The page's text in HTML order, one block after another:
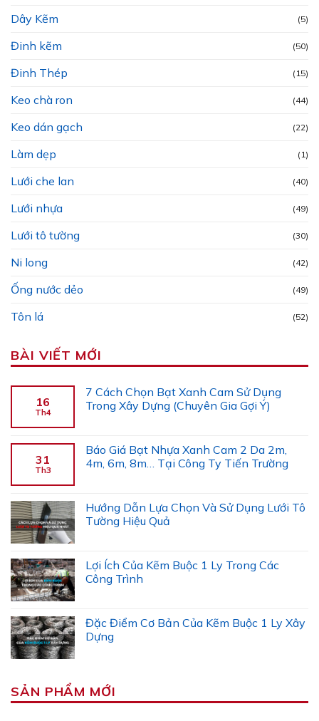
Dây Kẽm (5)
Đinh kẽm (50)
Đinh Thép (15)
Keo chà ron (44)
Keo dán gạch (22)
Làm dẹp (1)
Lưới che lan (40)
Lưới nhựa (49)
Lưới tô tường (30)
Ni long (42)
Ống nước dẻo (49)
Tôn lá (52)
BÀI VIẾT MỚI
16
Th4
7 Cách Chọn Bạt Xanh Cam Sử Dụng
Trong Xây Dựng (Chuyên Gia Gợi Ý)
31
Th3
Báo Giá Bạt Nhựa Xanh Cam 2 Da 2m,
4m, 6m, 8m… Tại Công Ty Tiến Trường
Hướng Dẫn Lựa Chọn Và Sử Dụng Lưới Tô
Tường Hiệu Quả
Lợi Ích Của Kẽm Buộc 1 Ly Trong Các
Công Trình
Đặc Điểm Cơ Bản Của Kẽm Buộc 1 Ly Xây
Dựng
SẢN PHẨM MỚI